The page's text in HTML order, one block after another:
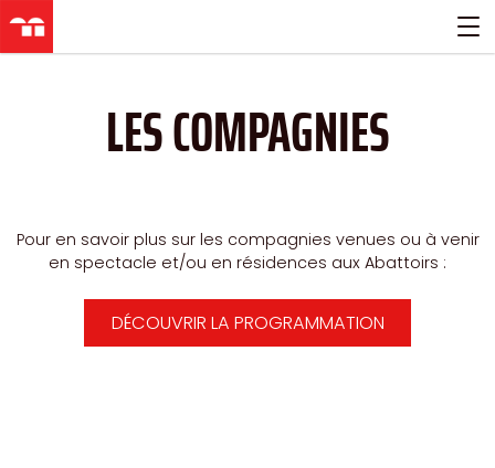
directement
au
LES COMPAGNIES
Pour en savoir plus sur les compagnies venues ou à venir
en spectacle et/ou en résidences aux Abattoirs :
DÉCOUVRIR LA PROGRAMMATION